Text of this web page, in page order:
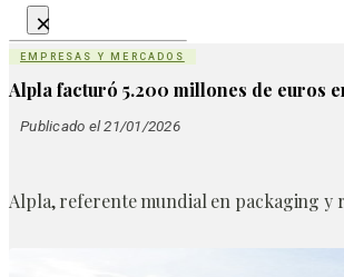
×
EMPRESAS Y MERCADOS
Alpla facturó 5.200 millones de euros
Publicado el 21/01/2026
Alpla, referente mundial en packaging y